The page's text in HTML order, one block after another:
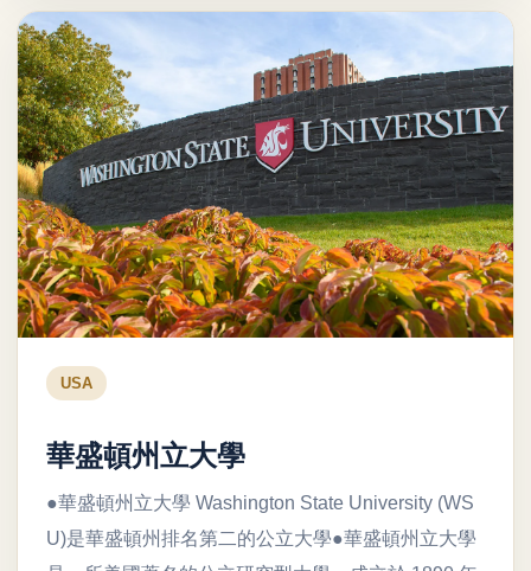
USA
華盛頓州立大學
●華盛頓州立大學 Washington State University (WS
U)是華盛頓州排名第二的公立大學●華盛頓州立大學